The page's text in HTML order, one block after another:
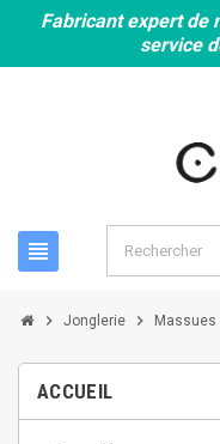
Fabricant expert de
service
view_headline
chevron_right Jonglerie chevron_right Massues
ACCUEIL